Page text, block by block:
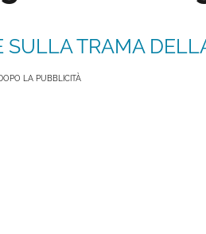
SULLA TRAMA
LA PUBBLICITÀ